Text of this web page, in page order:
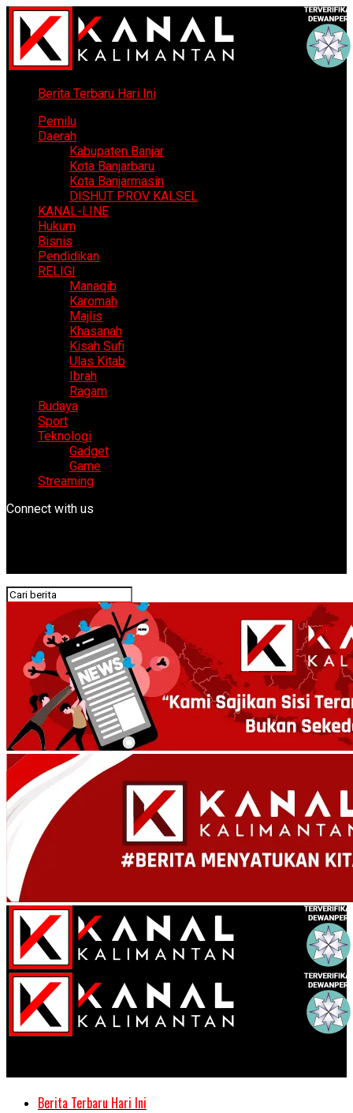
Berita Terbaru Hari Ini
Pemilu
Daerah
Kabupaten Banjar
Kota Banjarbaru
Kota Banjarmasin
DISHUT PROV KALSEL
KANAL-LINE
Hukum
Bisnis
Pendidikan
RELIGI
Manaqib
Karomah
Majlis
Khasanah
Kisah Sufi
Ulas Kitab
Ibrah
Ragam
Budaya
Sport
Teknologi
Gadget
Game
Streaming
Connect with us
Berita Terbaru Hari Ini